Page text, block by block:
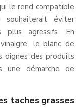
le rend compatible
souhaiterait éviter
plus agressifs. En
le blanc de
dignes des produits
une démarche de
taches grasses